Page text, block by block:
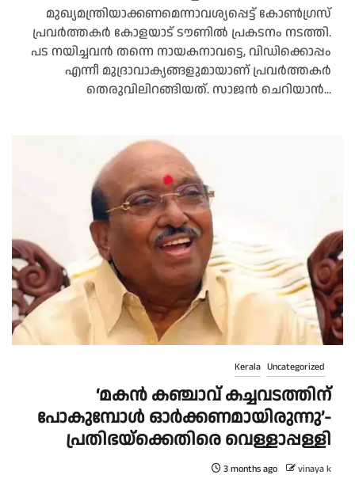
മുഖ്യമന്ത്രിയാക്കണമെന്നാവശ്യപ്പെട്ട് കോൺഗ്രസ്
പ്രവർത്തകർ കോളയാട് ടൗണിൽ പ്രകടനം നടത്തി.
പട നയിച്ചവൻ തന്നെ നായകനാവട്ടെ, വിഡിക്കൊപ്പം
എന്നീ മുദ്രാവാക്യങ്ങളുമായാണ് പ്രവർത്തകർ
തെരുവിലിറങ്ങിയത്. സാജൻ ചെറിയാൻ...
Kerala Uncategorized
‘മകൻ കഞ്ചാവ് കച്ചവടത്തിന്
പോകുമ്പോൾ ഓർക്കണമായിരുന്നു’-
പ്രതിഭയ്ക്കെതിരെ വെള്ളാപ്പള്ളി
3 months ago vinaya k